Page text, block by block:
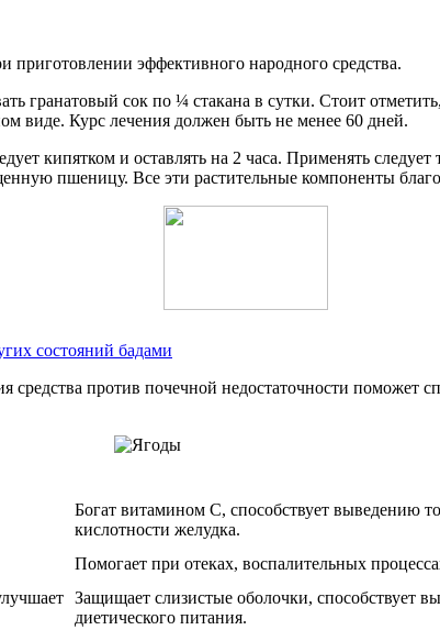
приготовлении эффективного народного средства.
гранатовый сок по ¼ стакана в сутки. Стоит
виде. Курс лечения должен быть не менее 60 дней.
кипятком и оставлять на 2 часа. Применять
пшеницу. Все эти растительные компоненты
состояний бадами
против почечной недостаточности поможет
Богат витамином С, способствует выведению
кислотности желудка.
Помогает при отеках, воспалительных
Защищает слизистые оболочки, способствует
диетического питания.